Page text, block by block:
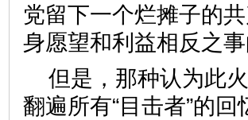
党留下一个烂摊子的
身愿望和利益相反之事
但是，那种认为此
翻遍所有“目击者”的